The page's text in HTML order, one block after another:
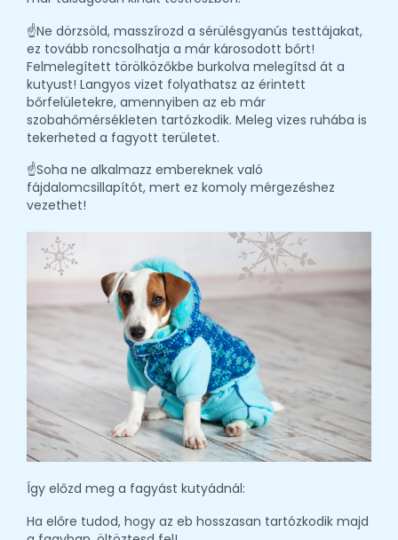
☝️Ne dörzsöld, masszírozd a sérülésgyanús testtájakat,
ez tovább roncsolhatja a már károsodott bőrt!
Felmelegített törölközőkbe burkolva melegítsd át a
kutyust! Langyos vizet folyathatsz az érintett
bőrfelületekre, amennyiben az eb már
szobahőmérsékleten tartózkodik. Meleg vizes ruhába is
tekerheted a fagyott területet.
☝️Soha ne alkalmazz embereknek való
fájdalomcsillapítót, mert ez komoly mérgezéshez
vezethet!
Így előzd meg a fagyást kutyádnál:
Ha előre tudod, hogy az eb hosszasan tartózkodik majd